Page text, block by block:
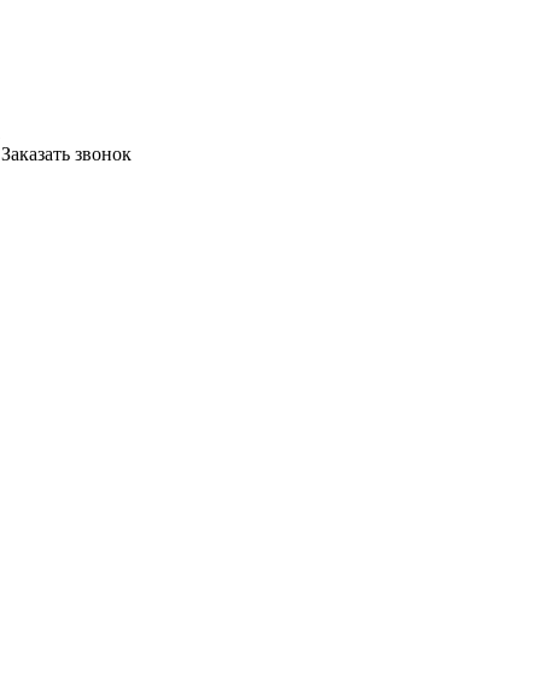
Заказать звонок